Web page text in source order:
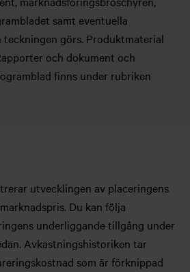
samt eventuella
görs. Produktmaterial
och dokument och
finns under rubriken
utvecklingen av placeringens
Du kan följa
underliggande tillgång under
Avkastningshistoriken tar
som är förknippad